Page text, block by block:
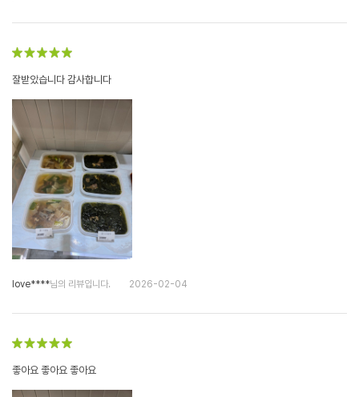
잘받았습니다 감사합니다
love****님의 리뷰입니다. 2026-02-04
좋아요 좋아요 좋아요